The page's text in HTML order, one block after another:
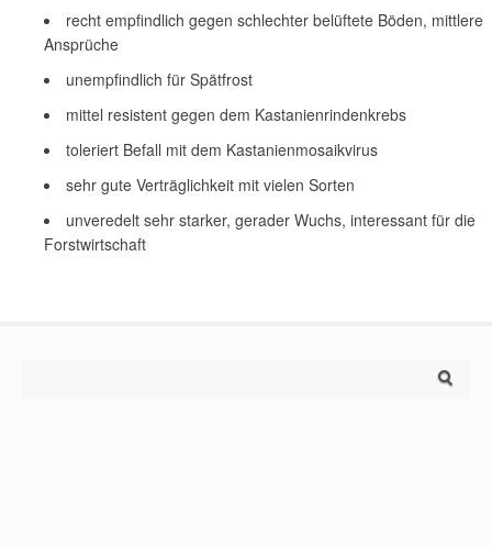
recht empfindlich gegen schlechter belüftete Böden, mittlere
Ansprüche
unempfindlich für Spätfrost
mittel resistent gegen dem Kastanienrindenkrebs
toleriert Befall mit dem Kastanienmosaikvirus
sehr gute Verträglichkeit mit vielen Sorten
unveredelt sehr starker, gerader Wuchs, interessant für die
Forstwirtschaft